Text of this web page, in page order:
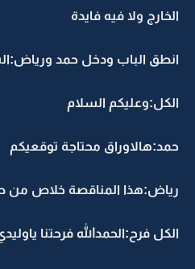
الخارج ولا فيه فايدة
انطق الباب ودخل حمد
الكل:وعليكم السلام
حمد:هالاوراق محتاجة توقعيكم
رياض:هذا المناقصة خلاص من
الكل فرح:الحمدالله فرحتنا